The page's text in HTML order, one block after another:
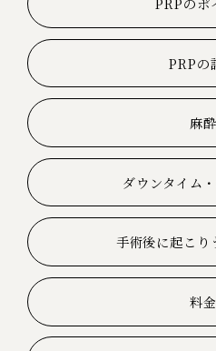
PRPの
麻酔
ダウンタイム
手術後に起こり
料金